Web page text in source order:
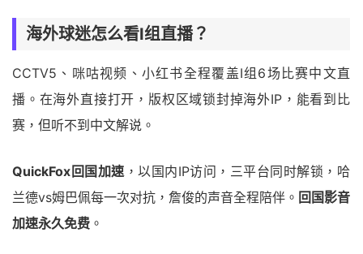
海外球迷怎么看I组直播？
CCTV5、咪咕视频、小红书全程覆盖I组6场比赛中文直
播。在海外直接打开，版权区域锁封掉海外IP，能看到比
赛，但听不到中文解说。
QuickFox回国加速 ，以国内IP访问，三平台同时解锁，哈
兰德vs姆巴佩每一次对抗，詹俊的声音全程陪伴。 回国影音
加速永久免费 。